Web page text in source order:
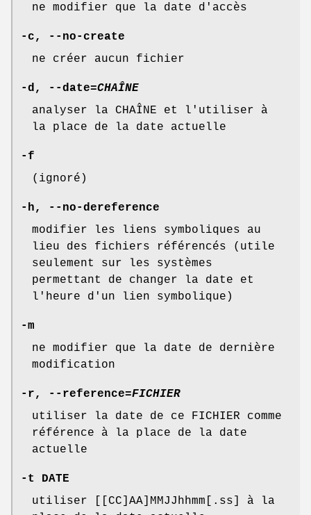
ne modifier que la date d'accès
-c ,
--no-create
ne créer aucun fichier
-d , --date=CHAÎNE
analyser la CHAÎNE et l'utiliser à
la place de la date actuelle
-f
(ignoré)
-h ,
--no-dereference
modifier les liens symboliques au
lieu des fichiers référencés (utile
seulement sur les systèmes
permettant de changer la date et
l'heure d'un lien symbolique)
-m
ne modifier que la date de dernière
modification
-r , --reference=FICHIER
utiliser la date de ce FICHIER comme
référence à la place de la date
actuelle
-t
DATE
utiliser [[CC]AA]MMJJhhmm[.ss] à la